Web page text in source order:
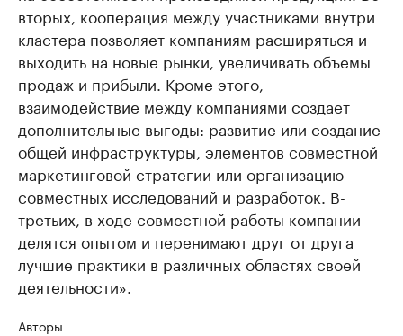
вторых, кооперация между участниками внутри
кластера позволяет компаниям расширяться и
выходить на новые рынки, увеличивать объемы
продаж и прибыли. Кроме этого,
взаимодействие между компаниями создает
дополнительные выгоды: развитие или создание
общей инфраструктуры, элементов совместной
маркетинговой стратегии или организацию
совместных исследований и разработок. В-
третьих, в ходе совместной работы компании
делятся опытом и перенимают друг от друга
лучшие практики в различных областях своей
деятельности».
Авторы